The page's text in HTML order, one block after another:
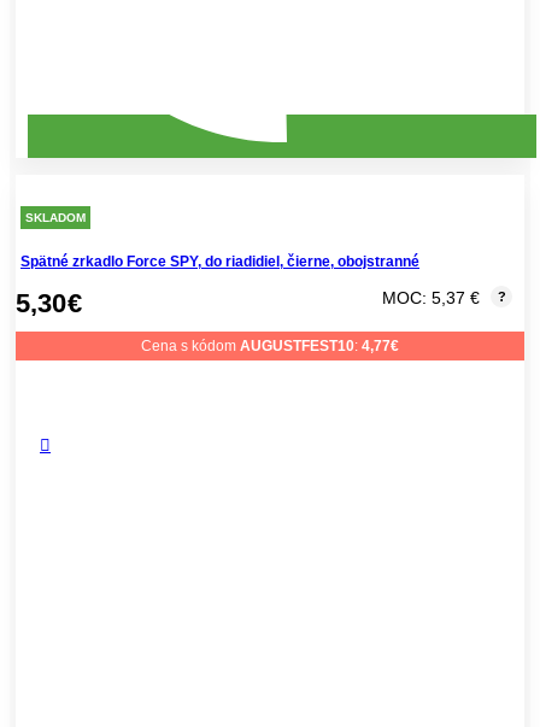
SKLADOM
Spätné zrkadlo Force SPY, do riadidiel, čierne, obojstranné
5,30€ MOC: 5,37 € ?
Cena s kódom AUGUSTFEST10: 4,77€